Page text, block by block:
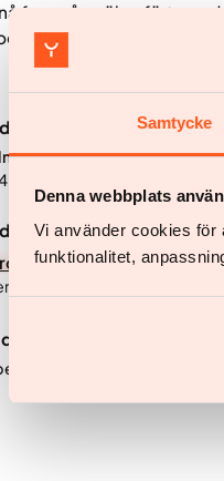
Samtycke
Denna webbplats
Vi använder cookies för
funktionalitet,
framgång ökar
gradvis fortsätta att
av:
av:
dietist, kandidatexamen i
28, 2025